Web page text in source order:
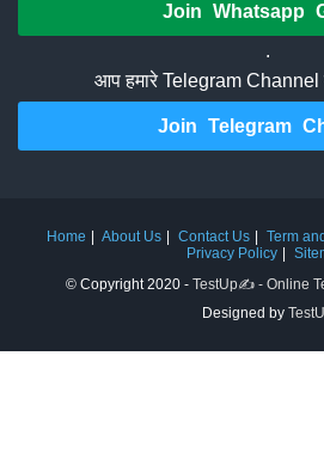
Join Whatsapp
.
आप हमारे Telegram
Join Telegram
Home About Us Contact Us Term
Privacy Policy
© Copyright 2020 - TestUp✍️ - Online
Designed by